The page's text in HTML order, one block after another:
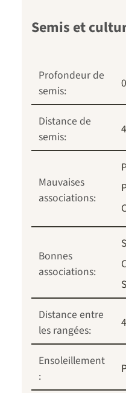
Semis et
Profondeur de
semis:
Distance de
semis:
Mauvaises
associations:
Bonnes
associations:
Distance entre
les rangées:
Ensoleillement
: